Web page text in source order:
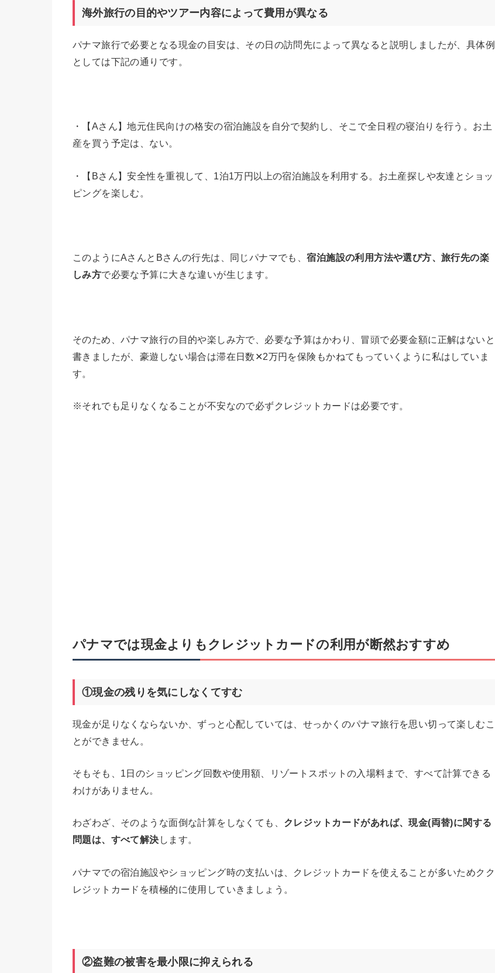
海外旅行の目的やツアー内容によって費用が異なる
パナマ旅行で必要となる現金の目安は、その日の訪問先によって異なると説明しましたが、具体例
としては下記の通りです。
・【Aさん】地元住民向けの格安の宿泊施設を自分で契約し、そこで全日程の寝泊りを行う。お土
産を買う予定は、ない。
・【Bさん】安全性を重視して、1泊1万円以上の宿泊施設を利用する。お土産探しや友達とショッ
ピングを楽しむ。
このようにAさんとBさんの行先は、同じパナマでも、宿泊施設の利用方法や選び方、旅行先の楽
しみ方で必要な予算に大きな違いが生じます。
そのため、パナマ旅行の目的や楽しみ方で、必要な予算はかわり、冒頭で必要金額に正解はないと
書きましたが、豪遊しない場合は滞在日数✕2万円を保険もかねてもっていくように私はしていま
す。
※それでも足りなくなることが不安なので必ずクレジットカードは必要です。
パナマでは現金よりもクレジットカードの利用が断然おすすめ
①現金の残りを気にしなくてすむ
現金が足りなくならないか、ずっと心配していては、せっかくのパナマ旅行を思い切って楽しむこ
とができません。
そもそも、1日のショッピング回数や使用額、リゾートスポットの入場料まで、すべて計算できる
わけがありません。
わざわざ、そのような面倒な計算をしなくても、 クレジットカードがあれば、現金(両替)に関する
問題は、すべて解決 します。
パナマでの宿泊施設やショッピング時の支払いは、クレジットカードを使えることが多いためクク
レジットカードを積極的に使用していきましょう。
②盗難の被害を最小限に抑えられる